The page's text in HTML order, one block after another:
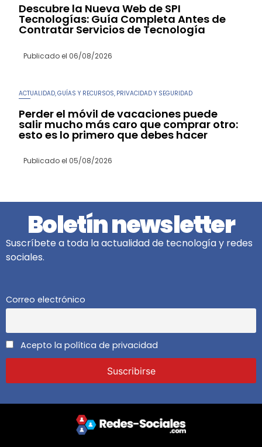
Descubre la Nueva Web de SPI
Tecnologías: Guía Completa Antes de
Contratar Servicios de Tecnología
Publicado el 06/08/2026
ACTUALIDAD,GUÍAS Y RECURSOS, PRIVACIDAD Y SEGURIDAD
Perder el móvil de vacaciones puede
salir mucho más caro que comprar otro:
esto es lo primero que debes hacer
Publicado el 05/08/2026
Boletín newsletter
Suscríbete a toda la actualidad de tecnología y redes
sociales.
Correo electrónico
Acepto la política de privacidad